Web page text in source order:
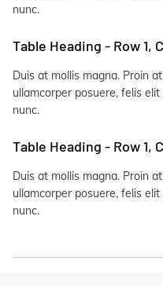
nunc.
Table Heading - Row 1,
Duis at mollis magna. Proin
ullamcorper posuere, felis
nunc.
Table Heading - Row 1,
Duis at mollis magna. Proin
ullamcorper posuere, felis
nunc.